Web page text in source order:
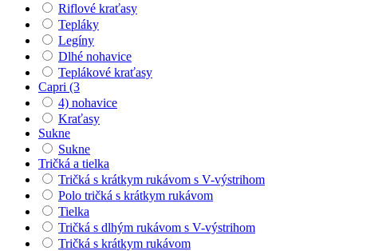
Riflové kraťasy
Tepláky
Legíny
Dlhé nohavice
Teplákové kraťasy
Capri (3
4) nohavice
Kraťasy
Sukne
Sukne
Tričká a tielka
Tričká s krátkym rukávom s V-výstrihom
Polo tričká s krátkym rukávom
Tielka
Tričká s dlhým rukávom s V-výstrihom
Tričká s krátkym rukávom